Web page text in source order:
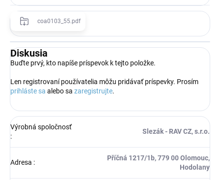
coa0103_55.pdf
Diskusia
Buďte prvý, kto napíše príspevok k tejto položke.
Len registrovaní používatelia môžu pridávať príspevky. Prosím
prihláste sa alebo sa zaregistrujte.
Výrobná spoločnosť
:
Slezák - RAV CZ, s.r.o.
Adresa :
Příčná 1217/1b, 779 00 Olomouc,
Hodolany